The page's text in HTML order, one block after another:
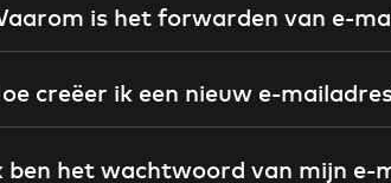
is het forwarden van e-
creëer ik een nieuw e-
ben het wachtwoord van mijn e-